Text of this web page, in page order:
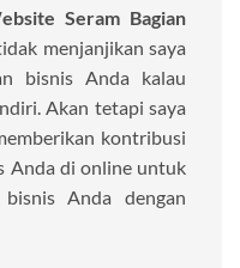
Seram Bagian
menjanjikan saya
bisnis Anda kalau
Akan tetapi saya
kontribusi
Anda di online untuk
bisnis Anda dengan